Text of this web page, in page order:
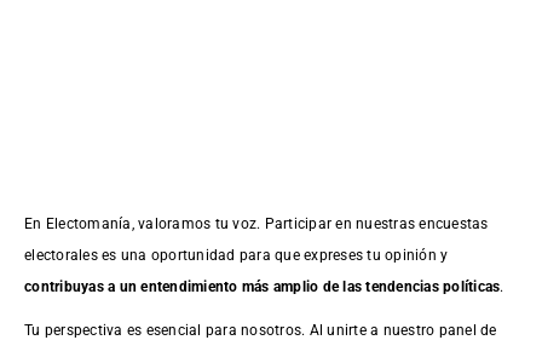
En Electomanía, valoramos tu voz. Participar en nuestras encuestas
electorales es una oportunidad para que expreses tu opinión y
contribuyas a un entendimiento más amplio de las tendencias políticas.
Tu perspectiva es esencial para nosotros. Al unirte a nuestro panel de